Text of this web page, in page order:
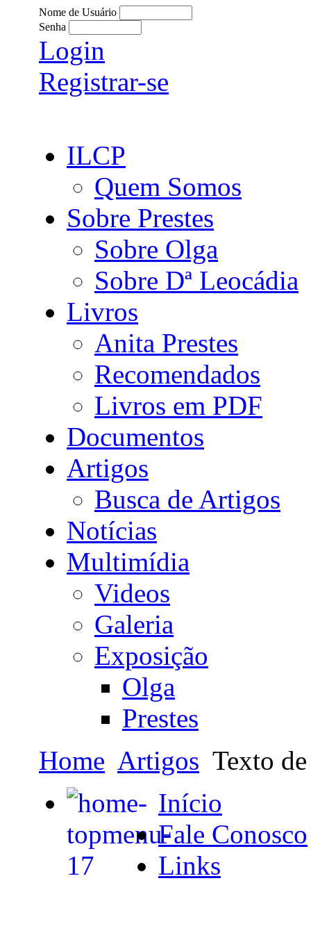
Nome de Usuário
Senha
Login
Registrar-se
ILCP
Quem Somos
Sobre Prestes
Sobre Olga
Sobre Dª Leocádia
Livros
Anita Prestes
Recomendados
Livros em PDF
Documentos
Artigos
Busca de Artigos
Notícias
Multimídia
Videos
Galeria
Exposição
Olga
Prestes
Home Artigos Texto
Início
Fale Conosco
Links